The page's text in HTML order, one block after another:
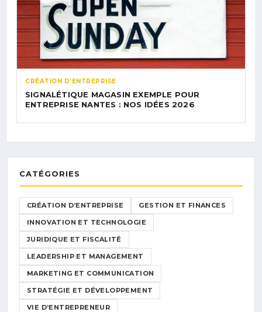
CRÉATION D’ENTREPRISE
SIGNALÉTIQUE MAGASIN EXEMPLE POUR
ENTREPRISE NANTES : NOS IDÉES 2026
CATÉGORIES
CRÉATION D’ENTREPRISE GESTION ET FINANCES
INNOVATION ET TECHNOLOGIE
JURIDIQUE ET FISCALITÉ
LEADERSHIP ET MANAGEMENT
MARKETING ET COMMUNICATION
STRATÉGIE ET DÉVELOPPEMENT
VIE D’ENTREPRENEUR